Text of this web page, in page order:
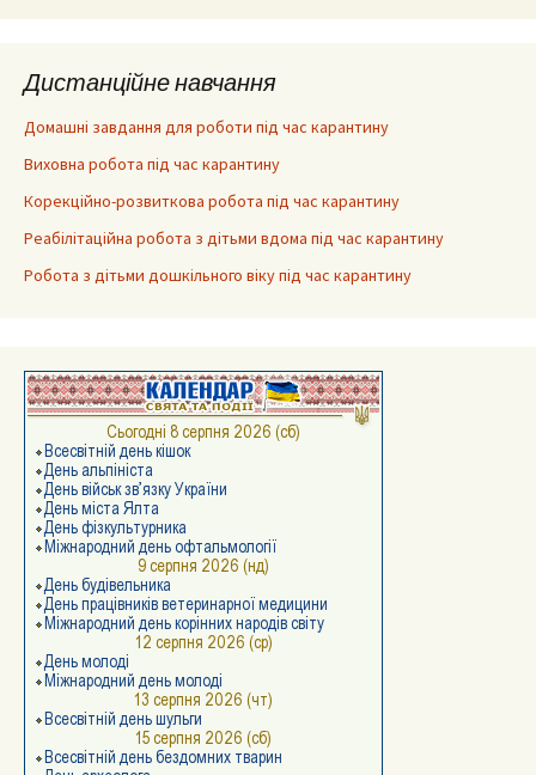
Дистанційне навчання
Домашні завдання для роботи під час карантину
Виховна робота під час карантину
Корекційно-розвиткова робота під час карантину
Реабілітаційна робота з дітьми вдома під час карантину
Робота з дітьми дошкільного віку під час карантину